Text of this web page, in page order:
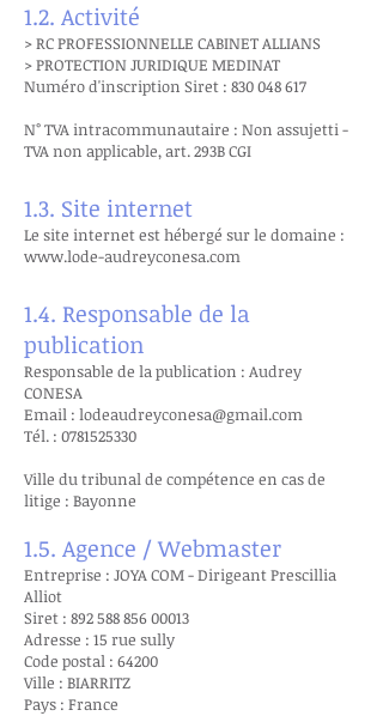
1.2. Activité
> RC PROFESSIONNELLE CABINET ALLIANS
> PROTECTION JURIDIQUE MEDINAT
Numéro d'inscription Siret : 830 048 617
N° TVA intracommunautaire : Non assujetti -
TVA non applicable, art. 293B CGI
1.3. Site internet
Le site internet est hébergé sur le domaine :
www.lode-audreyconesa.com
1.4. Responsable de la
publication
Responsable de la publication : Audrey
CONESA
Email : lodeaudreyconesa@gmail.com
Tél. : 0781525330
Ville du tribunal de compétence en cas de
litige : Bayonne
1.5. Agence / Webmaster
Entreprise : JOYA COM - Dirigeant Prescillia
Alliot
Siret : 892 588 856 00013
Adresse : 15 rue sully
Code postal : 64200
Ville : BIARRITZ
Pays : France